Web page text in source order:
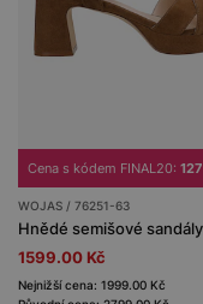
Cena s kódem FINAL20:
WOJAS / 76251-63
1599.00 Kč
Nejnižší cena: 1999.00 Kč